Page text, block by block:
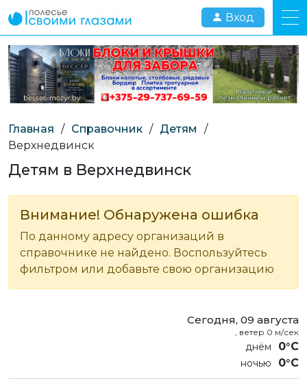
Вход
Главная / Справочник / Детям
/
Верхнедвинск
Детям в Верхнедвинск
Внимание! Обнаружена ошибка
По данному адресу организаций в
справочнике не найдено. Воспользуйтесь
фильтром или добавьте свою организацию
Сегодня, 09 августа
, ветер 0 м/сек
0°C
0°C